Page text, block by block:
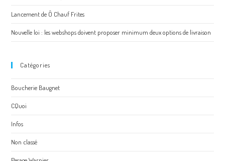
Lancement de Ô Chauf Frites
Nouvelle loi : les webshops doivent proposer minimum deux options de livraison
Catégories
Boucherie Baugnet
CQuoi
Infos
Non classé